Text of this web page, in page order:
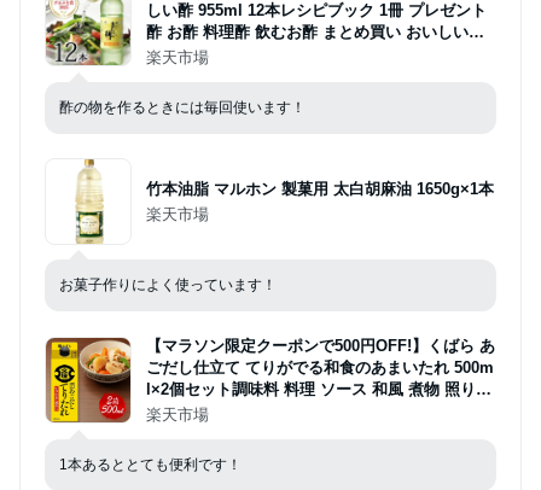
しい酢 955ml 12本レシピブック 1冊 プレゼント
酢 お酢 料理酢 飲むお酢 まとめ買い おいしいお
酢 万能酢 果実酢 健康 業務用 調味料 万能調味料
楽天市場
酢の物を作るときには毎回使います！
竹本油脂 マルホン 製菓用 太白胡麻油 1650g×1本
楽天市場
お菓子作りによく使っています！
【マラソン限定クーポンで500円OFF!】くばら あ
ごだし仕立て てりがでる和食のあまいたれ 500m
l×2個セット調味料 料理 ソース 和風 煮物 照り焼
き 人工甘味料 保存料不使用 久原醤油
楽天市場
1本あるととても便利です！